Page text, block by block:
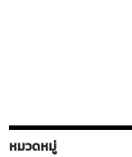
หมวดหมู่